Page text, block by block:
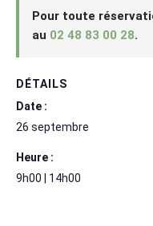
Pour toute
au 02 48 83 00 28.
DÉTAILS
Date :
26 septembre
Heure :
9h00 | 14h00